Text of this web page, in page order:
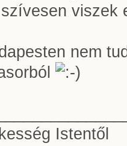
viszek
nem
Istentől